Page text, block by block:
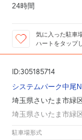
24時間
気に入った駐車
ハートをタップ
ID:305185714
システムパーク中尾
埼玉県さいたま市緑
埼玉県さいたま市緑
駐車場形式